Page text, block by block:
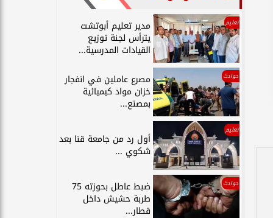
تعليم مدير تعليم أبوتشت
يترأس لجنة توزيع
القيادات المدرسية...
حوادث مصرع عاملين في انفجار
خزان مواد كيميائية
بمصنع...
تعليم
أول رد من جامعة قنا بعد
شكوي ...
حوادث ضبط عاطل بحوزته 75
طربة حشيش داخل
قطار...